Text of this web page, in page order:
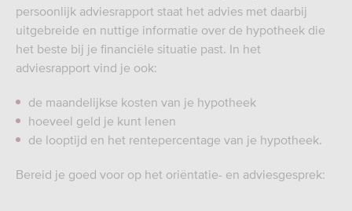
persoonlijk adviesrapport staat het advies met daarbij
uitgebreide en nuttige informatie over de hypotheek die
het beste bij je financiële situatie past. In het
adviesrapport vind je ook:
de maandelijkse kosten van je hypotheek
hoeveel geld je kunt lenen
de looptijd en het rentepercentage van je hypotheek.
Bereid je goed voor op het oriëntatie- en adviesgesprek: